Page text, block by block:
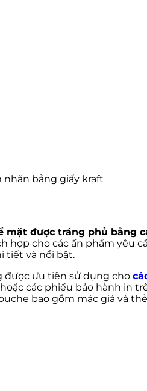
bằng giấy kraft
mặt được tráng phủ bằng
cho các ấn phẩm yêu
tiết và nổi bật.
được ưu tiên sử dụng cho
các phiếu bảo hành in
bao gồm mác giá và